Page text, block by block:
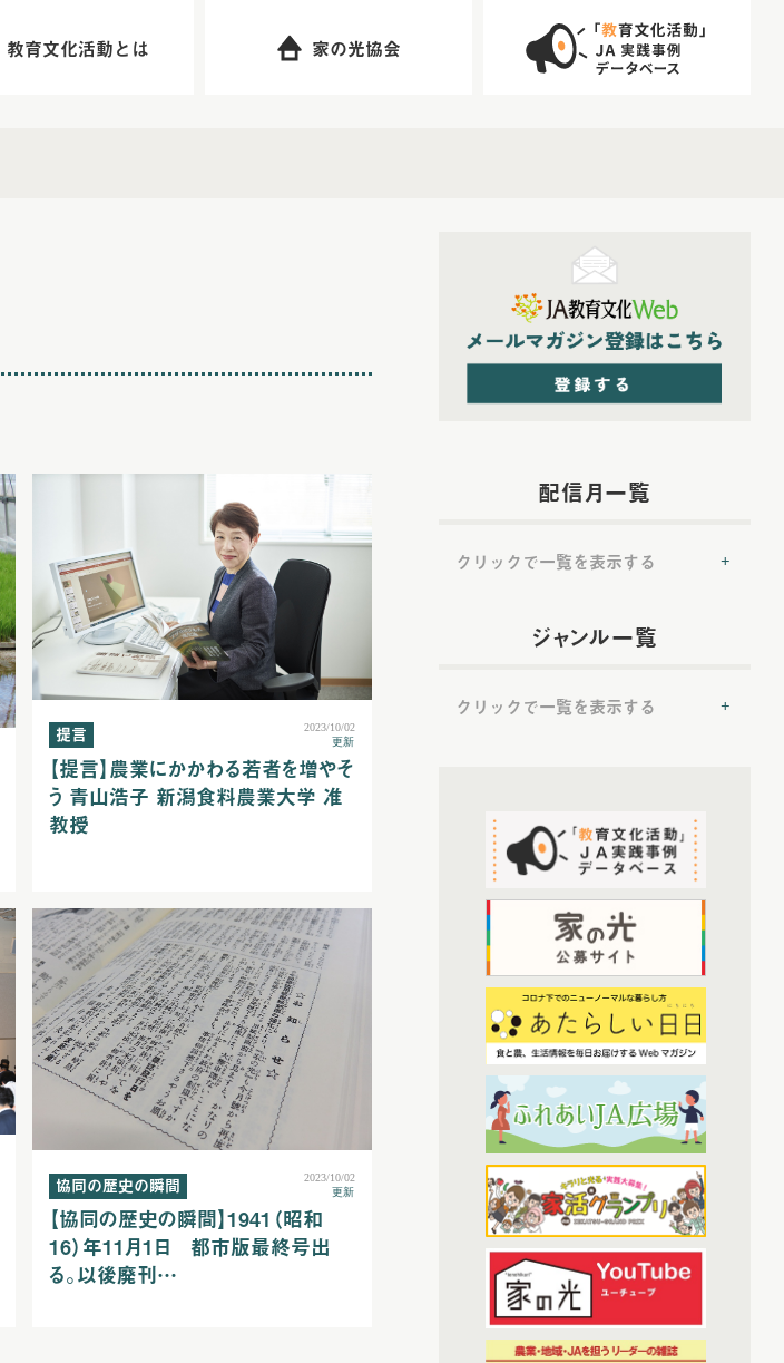
教育文化活動とは 家の光協会
提言
2023/10/02
更新
【提言】農業にかかわる若者を増やそ
う 青山浩子 新潟食料農業大学 准
教授
協同の歴史の瞬間
2023/10/02
更新
【協同の歴史の瞬間】1941（昭和
16）年11月1日 都市版最終号出
る。以後廃刊…
配信月一覧
クリックで一覧を表示する
2022年5月配信(6)
2022年7月配信(8)
2022年11月配信(6)
2022年12月配信(6)
2023年配信 (72)
2023年1月配信(6)
2023年2月配信 (7)
2023年3月配信(6)
2023年4月配信(6)
2023年5月配信(6)
2023年6月配信(5)
2023年7月配信(6)
2023年8月配信(6)
2023年9月配信(6)
2023年10月配信(6)
2023年11月配信
2023年12月配信(6)
ジャンル一覧
クリックで一覧を表示する
トップ対談
ＪＡ実践事例紹介(37)
教育文化プランナー (19)
協同の歴史の瞬間(52)
農業・食料ほんとうの話(52)
わたしと協同組合(3)
開催報告 (38)
あなたの声をお寄せください(1)
その他(1)
アーカイブ(7)
現代に語り継ぐ賀川豊彦とハル
トップ対談アーカイブ(1)